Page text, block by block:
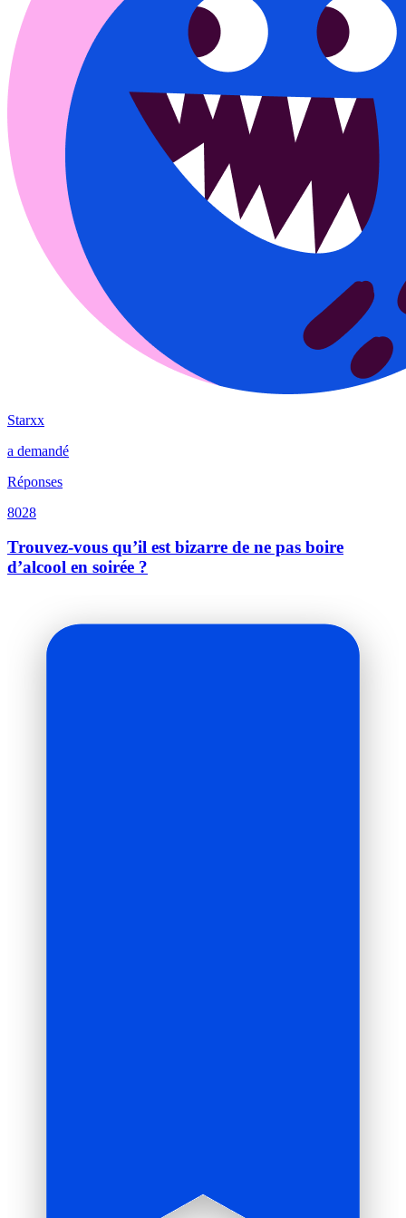
Starxx
a demandé
Réponses
8028
Trouvez-vous qu’il est bizarre de ne pas boire
d’alcool en soirée ?